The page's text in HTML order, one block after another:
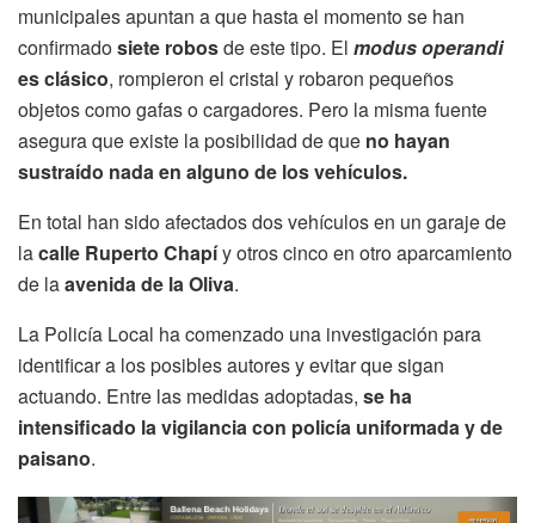
municipales apuntan a que hasta el momento se han
confirmadosiete robosde este tipo. El modus operandi
es clásico, rompieron el cristal y robaron pequeños
objetos como gafas o cargadores. Pero la misma fuente
asegura que existe la posibilidad de que no hayan
sustraído nada en alguno de los vehículos.
En total han sido afectados dos vehículos en un garaje de
lacalle Ruperto Chapíy otros cinco en otro aparcamiento
de laavenida de la Oliva.
La Policía Local ha comenzado una investigación para
identificar a los posibles autores y evitar que sigan
actuando. Entre las medidas adoptadas, se ha
intensificado la vigilancia con policía uniformada y de
paisano.